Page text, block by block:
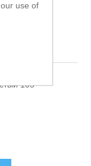
105
use of